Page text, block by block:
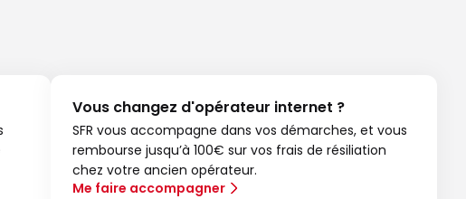
Vous changez d'opérateur internet ?
SFR vous accompagne dans vos démarches, et vous
rembourse jusqu’à 100€ sur vos frais de résiliation
chez votre ancien opérateur.
Me faire accompagner